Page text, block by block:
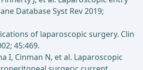
Database Syst Rev 2019;
of laparoscopic surgery. Clin
45:469.
I, Cinman N, et al. Laparoscopic